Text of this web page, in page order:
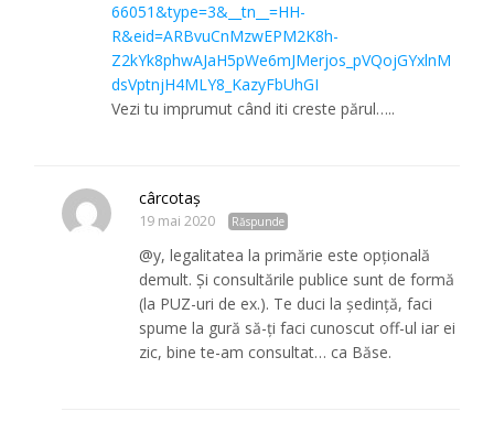
66051&type=3&__tn__=HH-
R&eid=ARBvuCnMzwEPM2K8h-
Z2kYk8phwAJaH5pWe6mJMerjos_pVQojGYxlnM
dsVptnjH4MLY8_KazyFbUhGI
Vezi tu imprumut când iti creste părul…..
cârcotaş
19 mai 2020 Răspunde
@y, legalitatea la primărie este opţională
demult. Şi consultările publice sunt de formă
(la PUZ-uri de ex.). Te duci la şedinţă, faci
spume la gură să-ţi faci cunoscut off-ul iar ei
zic, bine te-am consultat… ca Băse.